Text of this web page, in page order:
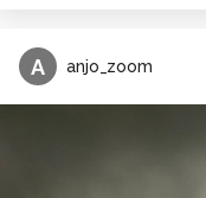
A anjo_zoom